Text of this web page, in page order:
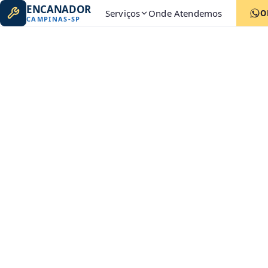
ENCANADOR
CAMPINAS-SP Serviços Onde Atendemos